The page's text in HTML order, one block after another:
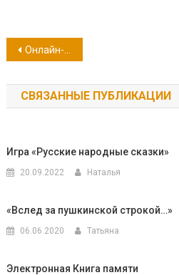
Навигация
по
записям
Онлайн-игра «Похождения господина Хлестакова»
СВЯЗАННЫЕ ПУБЛИКАЦИИ
Игра «Русские народные сказки»
20.09.2022 Наталья
«Вслед за пушкинской строкой…»
06.06.2020 Татьяна
Электронная Книга памяти